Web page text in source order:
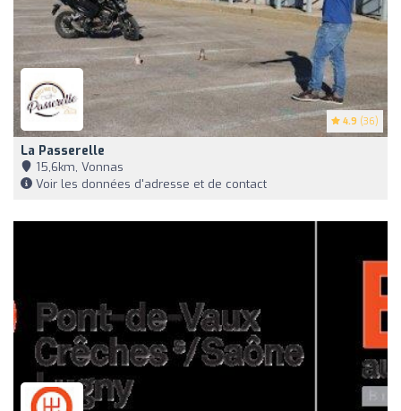
4.9 (36)
La Passerelle
15,6km, Vonnas
Voir les données d'adresse et de contact